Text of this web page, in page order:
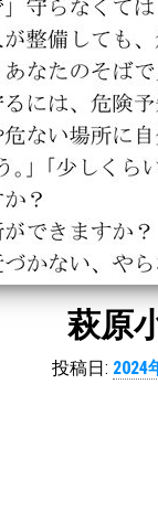
萩原
投稿日: 2024